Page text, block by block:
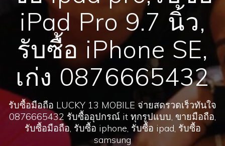
iPad Pro 9.7 นิ้ว,
รับซื้อ iPhone SE,
เก่ง 0876665432
รับซื้อมือถือ LUCKY 13 MOBILE จ่ายสดรวดเร็วทันใจ
0876665432 รับซื้ออุปกรณ์ it ทุกรูปแบบ, ขายมือถือ,
รับซื้อมือถือ, รับซื้อ iphone, รับซื้อ ipad, รับซื้อ
samsung